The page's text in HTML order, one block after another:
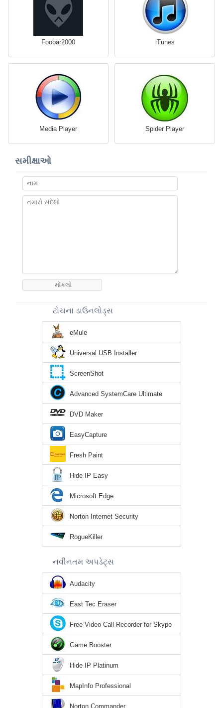
Foobar2000 iTunes
Media Player Spider Player
સમીક્ષાઓ
ટોચના ડાઉનલોડ્સ
eMule
Universal USB Installer
ScreenShot
Advanced SystemCare Ultimate
DVD Maker
EasyCapture
Fresh Paint
Hide IP Easy
Microsoft Edge
Norton Internet Security
RogueKiller
નવીનતમ અપડેટ્સ
Audacity
East Tec Eraser
Free Video Call Recorder for Skype
Game Booster
Hide IP Platinum
MapInfo Professional
Norton Commander